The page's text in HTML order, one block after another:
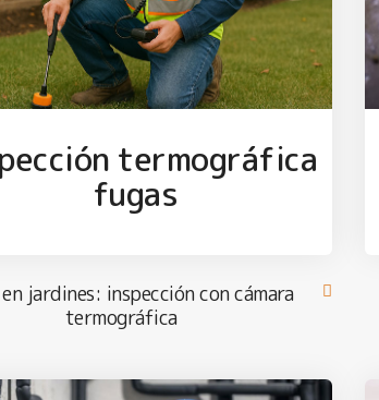
termográfica
fugas
en jardines: inspección con cámara
termográfica